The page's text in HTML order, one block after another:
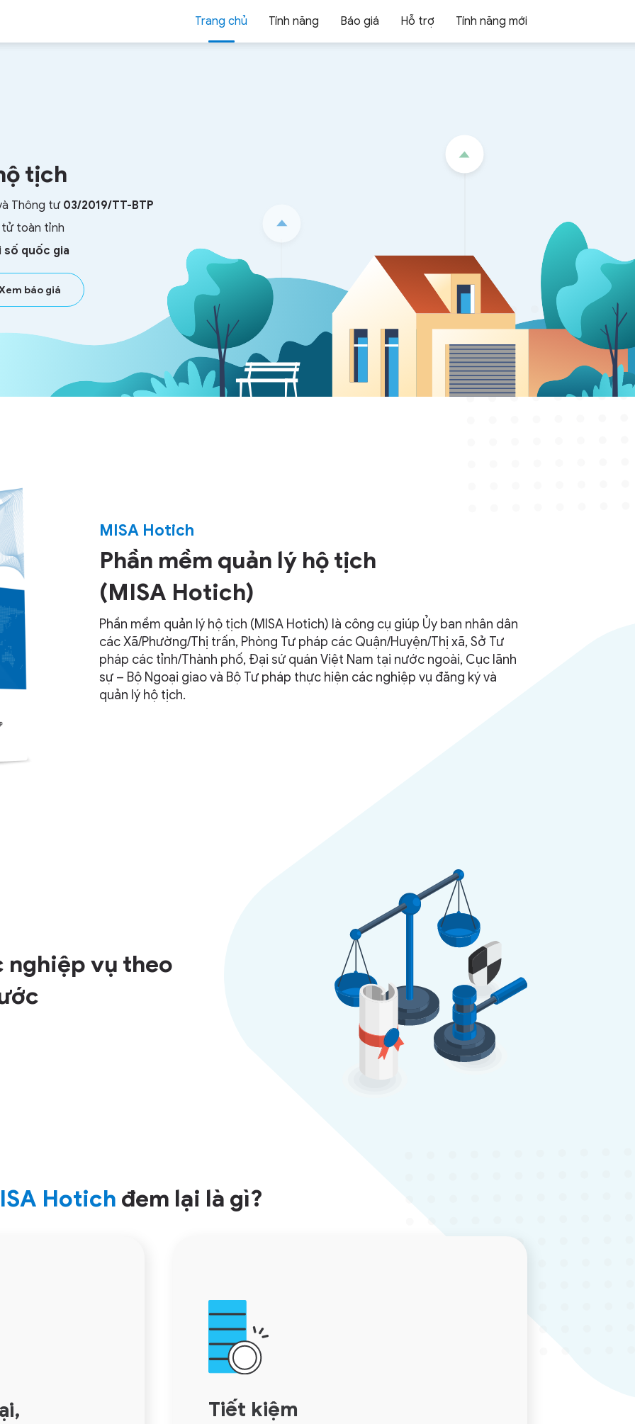
Trang chủ Tính năng Báo giá Hỗ trợ Tính năng mới
tịch
Thông tư 03/2019/TT-BTP
tử toàn tỉnh
số quốc gia
báo giá
MISA Hotich
Phần mềm quản lý hộ tịch
(MISA Hotich)
Phần mềm quản lý hộ tịch (MISA Hotich) là công cụ giúp Ủy ban nhân dân
các Xã/Phường/Thị trấn, Phòng Tư pháp các Quận/Huyện/Thị xã, Sở Tư
pháp các tỉnh/Thành phố, Đại sứ quán Việt Nam tại nước ngoài, Cục lãnh
sự – Bộ Ngoại giao và Bộ Tư pháp thực hiện các nghiệp vụ đăng ký và
quản lý hộ tịch.
vụ theo
Hotich đem lại là gì?
Tiết kiệm